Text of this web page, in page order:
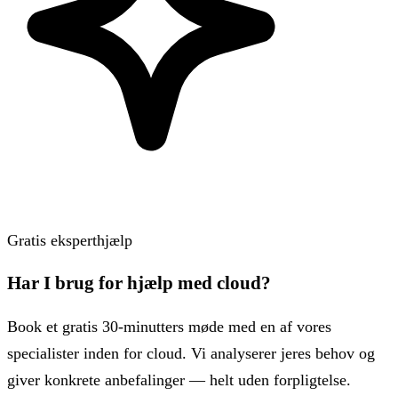
Gratis eksperthjælp
Har I brug for hjælp med cloud?
Book et gratis 30-minutters møde med en af vores
specialister inden for cloud. Vi analyserer jeres behov og
giver konkrete anbefalinger — helt uden forpligtelse.